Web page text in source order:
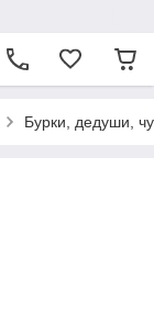
Бурки, дедуши,